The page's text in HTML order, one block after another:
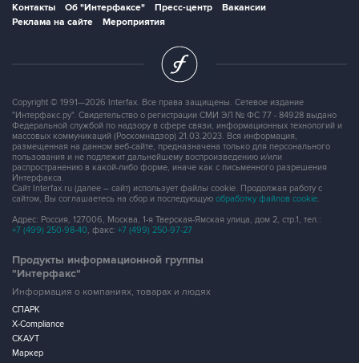
Контакты Об "Интерфаксе" Пресс-центр
Вакансии
Реклама на сайте
Мероприятия
Copyright © 1991—2026 Interfax. Все права защищены. Сетевое издание
"Интерфакс.ру". Свидетельство о регистрации СМИ ЭЛ № ФС 77 - 84928 выдано
Федеральной службой по надзору в сфере связи, информационных технологий и
массовых коммуникаций (Роскомнадзор) 21.03.2023. Вся информация,
размещенная на данном веб-сайте, предназначена только для персонального
пользования и не подлежит дальнейшему воспроизведению и/или
распространению в какой-либо форме, иначе как с письменного разрешения
Интерфакса.
Сайт Interfax.ru (далее – сайт) использует файлы cookie. Продолжая работу с
сайтом, Вы соглашаетесь на сбор и последующую обработку файлов cookie
Адрес: Россия, 127006, Москва, 1-я Тверская-Ямская улица, дом 2, стр.1, тел.:
+7 (499) 250-98-40 , факс: +7 (499) 250-97-27
Продукты информационной группы
"Интерфакс"
Информация о компаниях, товарах и людях
СПАРК
X-Compliance
СКАУТ
Маркер